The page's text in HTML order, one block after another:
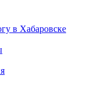
в Хабаровске